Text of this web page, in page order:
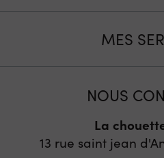
MES
NOUS
La
13 rue saint jean